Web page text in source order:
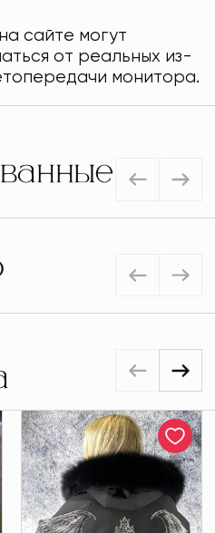
сайте могут
от реальных из-
монитора.